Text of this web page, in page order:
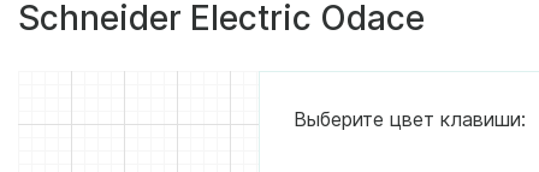
Schneider Electric Odace
Выберите цвет клавиши: